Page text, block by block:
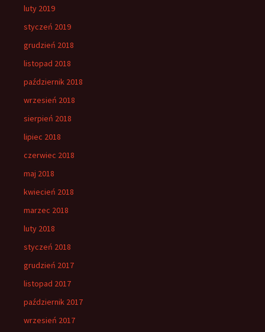
luty 2019
styczeń 2019
grudzień 2018
listopad 2018
październik 2018
wrzesień 2018
sierpień 2018
lipiec 2018
czerwiec 2018
maj 2018
kwiecień 2018
marzec 2018
luty 2018
styczeń 2018
grudzień 2017
listopad 2017
październik 2017
wrzesień 2017